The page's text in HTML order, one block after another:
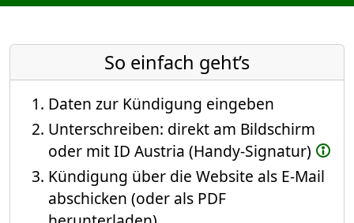
So einfach geht’s
Daten zur Kündigung eingeben
Unterschreiben: direkt am Bildschirm
oder mit ID Austria (Handy-Signatur)
Kündigung über die Website als E-Mail
abschicken (oder als PDF